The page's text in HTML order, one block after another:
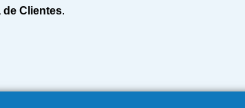
de Clientes.